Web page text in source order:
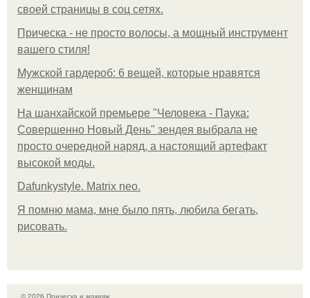
своей страницы в соц сетях.
Прическа - не просто волосы, а мощный инструмент
вашего стиля!
Мужской гардероб: 6 вещей, которые нравятся
женщинам
На шанхайской премьере "Человека - Паука:
Совершенно Новый День" зендея выбрала не
просто очередной наряд, а настоящий артефакт
высокой моды.
Dafunkystyle. Matrix neo.
Я помню мама, мне было пять, любила бегать,
рисовать.
© 2026 Прическа и макияж